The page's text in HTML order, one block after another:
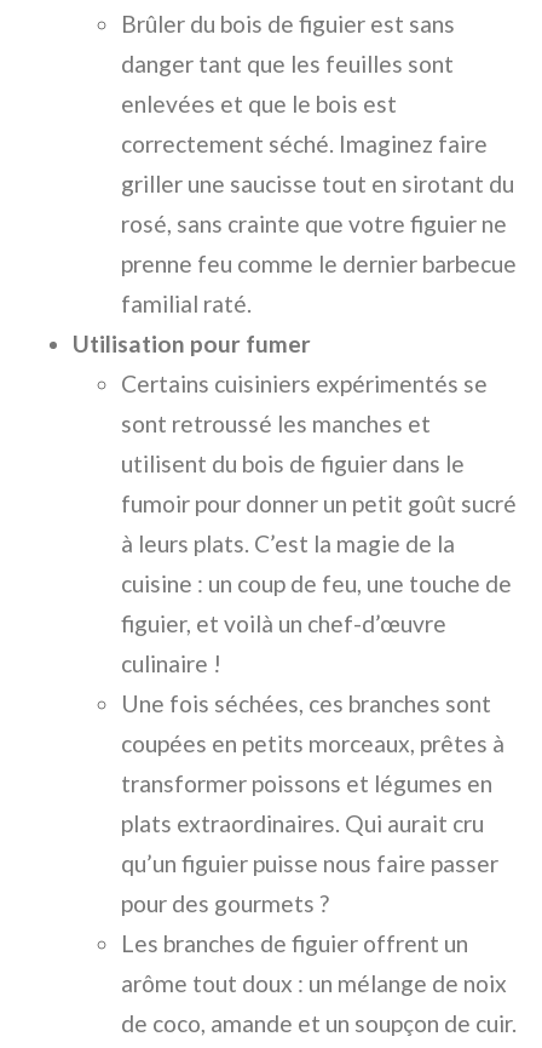
Brûler du bois de figuier est sans
danger tant que les feuilles sont
enlevées et que le bois est
correctement séché. Imaginez faire
griller une saucisse tout en sirotant du
rosé, sans crainte que votre figuier ne
prenne feu comme le dernier barbecue
familial raté.
Utilisation pour fumer
Certains cuisiniers expérimentés se
sont retroussé les manches et
utilisent du bois de figuier dans le
fumoir pour donner un petit goût sucré
à leurs plats. C’est la magie de la
cuisine : un coup de feu, une touche de
figuier, et voilà un chef-d’œuvre
culinaire !
Une fois séchées, ces branches sont
coupées en petits morceaux, prêtes à
transformer poissons et légumes en
plats extraordinaires. Qui aurait cru
qu’un figuier puisse nous faire passer
pour des gourmets ?
Les branches de figuier offrent un
arôme tout doux : un mélange de noix
de coco, amande et un soupçon de cuir.